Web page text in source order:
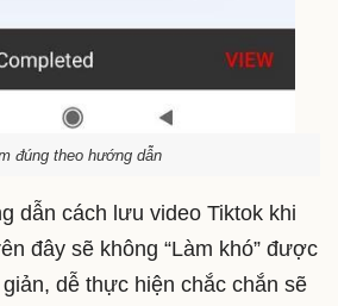
đúng theo hướng dẫn
dẫn cách lưu video Tiktok khi
đây sẽ không “Làm khó” được
dễ thực hiện chắc chắn sẽ